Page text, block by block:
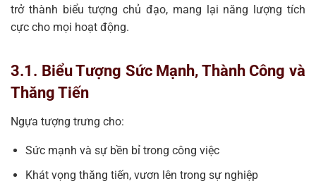
trở thành biểu tượng chủ đạo, mang lại năng lượng tích
cực cho mọi hoạt động.
3.1. Biểu Tượng Sức Mạnh, Thành Công và
Thăng Tiến
Ngựa tượng trưng cho:
Sức mạnh và sự bền bỉ trong công việc
Khát vọng thăng tiến, vươn lên trong sự nghiệp